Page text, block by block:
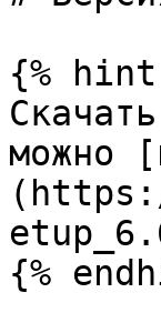
{%
можно
{%